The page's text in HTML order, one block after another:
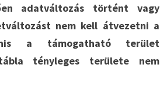
adatváltozás történt vagy
nem kell átvezetni a
a támogatható terület
tényleges területe nem